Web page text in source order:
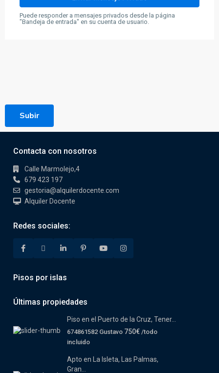
Puede responder a mensajes privados desde la página
"Bandeja de entrada" en su cuenta de usuario.
Subir
Contacta con nosotros
Calle Marmolejo,4
679 423 197
gestoria@alquilerdocente.com
Alquiler Docente
Redes sociales:
Pisos por islas
Últimas propiedades
Piso en el Puerto de la Cruz, Tener...
674861582 Gustavo 750€ /todo
incluido
Apto en La Isleta, Las Palmas,
Gran...